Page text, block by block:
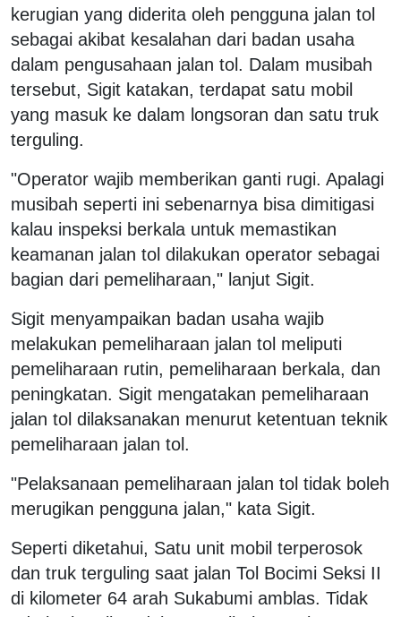
kerugian yang diderita oleh pengguna jalan tol
sebagai akibat kesalahan dari badan usaha
dalam pengusahaan jalan tol. Dalam musibah
tersebut, Sigit katakan, terdapat satu mobil
yang masuk ke dalam longsoran dan satu truk
terguling.
"Operator wajib memberikan ganti rugi. Apalagi
musibah seperti ini sebenarnya bisa dimitigasi
kalau inspeksi berkala untuk memastikan
keamanan jalan tol dilakukan operator sebagai
bagian dari pemeliharaan," lanjut Sigit.
Sigit menyampaikan badan usaha wajib
melakukan pemeliharaan jalan tol meliputi
pemeliharaan rutin, pemeliharaan berkala, dan
peningkatan. Sigit mengatakan pemeliharaan
jalan tol dilaksanakan menurut ketentuan teknik
pemeliharaan jalan tol.
"Pelaksanaan pemeliharaan jalan tol tidak boleh
merugikan pengguna jalan," kata Sigit.
Seperti diketahui, Satu unit mobil terperosok
dan truk terguling saat jalan Tol Bocimi Seksi II
di kilometer 64 arah Sukabumi amblas. Tidak